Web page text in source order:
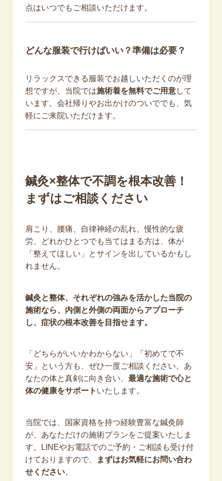
点はいつでもご相談いただけます。
どんな服装で行けばいい？準備は必要？
リラックスできる服装でお越しいただくのが理
想ですが、当院では施術着を無料でご用意して
います。会社帰りやお出かけのついででも、気
軽にご来院いただけます。
鍼灸×整体で不調を根本改善！
まずはご相談ください
肩こり、腰痛、自律神経の乱れ、慢性的な疲
労、どれかひとつでも当てはまる方は、体が
「整えてほしい」とサインを出しているかもし
れません。
鍼灸と整体、それぞれの強みを活かした当院の
施術なら、内側と外側の両面からアプローチ
し、症状の根本改善を目指せます。
「どちらがいいかわからない」「初めてで不
安」という方も、ぜひ一度ご相談ください。あ
なたの体と真剣に向き合い、 最適な施術で心と
体の健康をサポート いたします。
当院では、国家資格を持つ経験豊富な鍼灸師
が、あなただけの施術プランをご提案いたしま
す。LINEやお電話でのご予約・ご相談も受け付
けておりますので、
まずはお気軽にお問い合わ
せください。